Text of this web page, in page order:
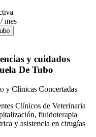
mes
y cuidados
De Tubo
y Clínicas Concertadas
Clínicos de Veterinaria
fluidoterapia
y asistencia en cirugías